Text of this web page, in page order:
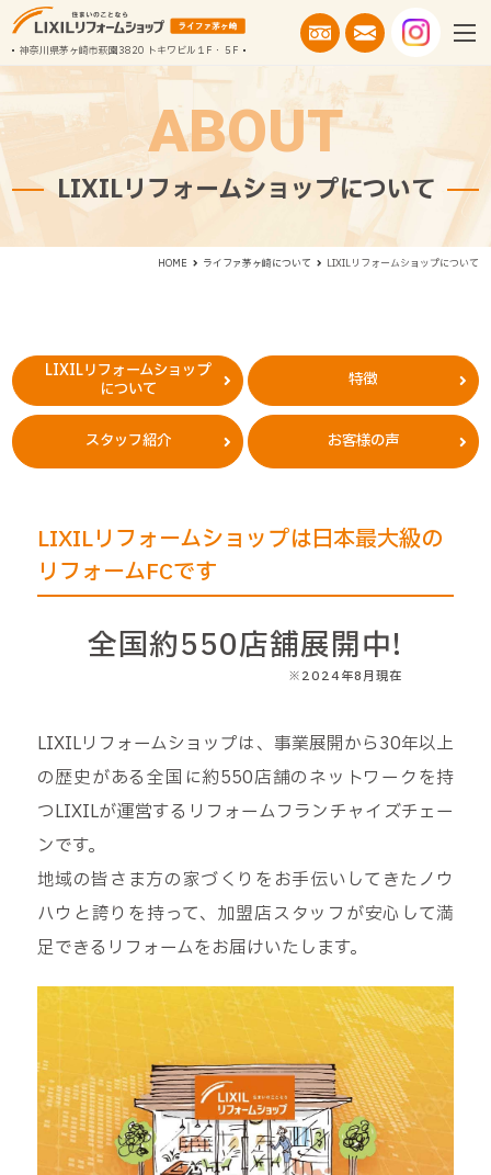
神奈川県茅ヶ崎市萩園3820 トキワビル１F・５F
ABOUT
LIXILリフォームショップについて
HOME ライファ茅ヶ崎について LIXILリフォームショップについて
LIXILリフォームショップ
について
特徴
スタッフ紹介 お客様の声
LIXILリフォームショップは日本最大級の
リフォームFCです
全国約550店舖展開中!
※2024年8月現在
LIXILリフォームショップは、事業展開から30年以上
の歴史がある全国に約550店舗のネットワークを持
つLIXILが運営するリフォームフランチャイズチェー
ンです。
地域の皆さま方の家づくりをお手伝いしてきたノウ
ハウと誇りを持って、加盟店スタッフが安心して満
足できるリフォームをお届けいたします。